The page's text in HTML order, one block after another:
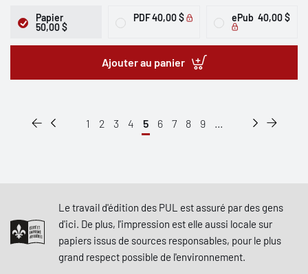
Papier
50,00 $
PDF40,00 $ ePub 40,00 $
Ajouter au panier
1 2 3 4 5 6 7 8 9 ...
Le travail d'édition des PUL est assuré par des gens
d'ici. De plus, l'impression est elle aussi locale sur
papiers issus de sources responsables, pour le plus
grand respect possible de l'environnement.